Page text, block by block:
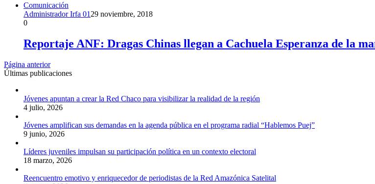
Comunicación
Administrador Irfa 01 29 noviembre, 2018
0
Reportaje ANF: Dragas Chinas llegan a Cachuela Esperanza de la
Página anterior
Últimas publicaciones
Jóvenes apuntan a crear la Red Chaco para visibilizar la realidad de la región
4 julio, 2026
Jóvenes amplifican sus demandas en la agenda pública en el programa radial “Hablemos Puej”
9 junio, 2026
Líderes juveniles impulsan su participación política en un contexto electoral
18 marzo, 2026
Reencuentro emotivo y enriquecedor de periodistas de la Red Amazónica Satelital